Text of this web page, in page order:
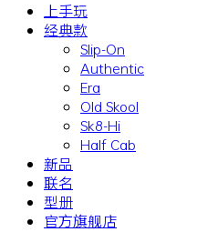
上手玩
经典款
Slip-On
Authentic
Era
Old Skool
Sk8-Hi
Half Cab
新品
联名
型册
官方旗舰店